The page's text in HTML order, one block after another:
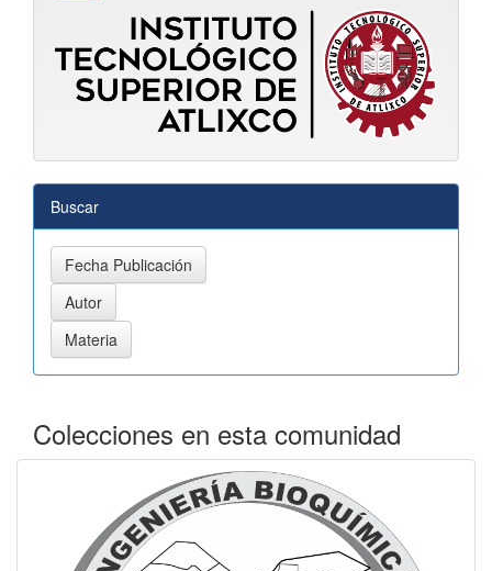
Buscar
Colecciones en esta comunidad